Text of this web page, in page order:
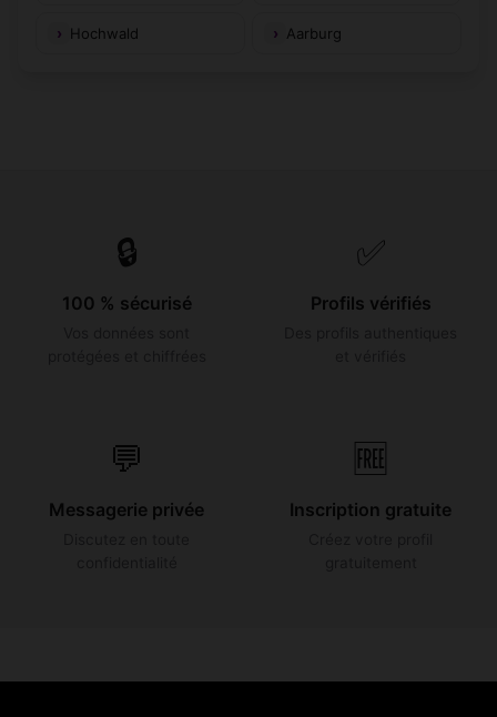
Hochwald Aarburg
🔒
100 % sécurisé
✅
Profils vérifiés
💬
Messagerie privée
🆓
Inscription gratuite